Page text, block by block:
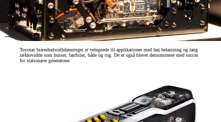
Toyotas brændselscelleløsninger er velegnede til applikationer med høj belastning og lang
rækkevidde som busser, lastbiler, både og tog. De er også blevet demonstreret med succes
for stationære generatorer.